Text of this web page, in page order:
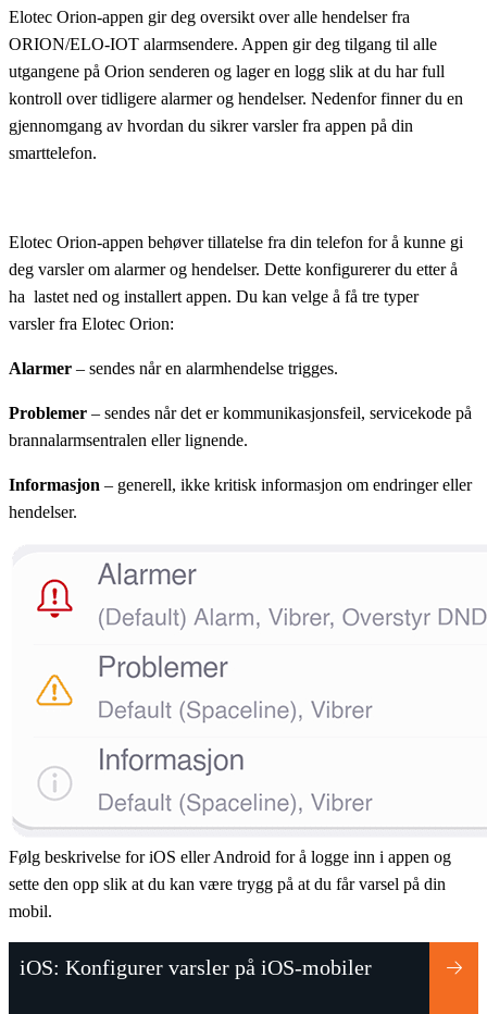
Elotec Orion-appen gir deg oversikt over alle hendelser fra
ORION/ELO-IOT alarmsendere. Appen gir deg tilgang til alle
utgangene på Orion senderen og lager en logg slik at du har full
kontroll over tidligere alarmer og hendelser. Nedenfor finner du en
gjennomgang av hvordan du sikrer varsler fra appen på din
smarttelefon.
Elotec Orion-appen behøver tillatelse fra din telefon for å kunne gi
deg varsler om alarmer og hendelser. Dette konfigurerer du etter å
ha lastet ned og installert appen. Du kan velge å få tre typer
varsler fra Elotec Orion:
Alarmer – sendes når en alarmhendelse trigges.
Problemer – sendes når det er kommunikasjonsfeil, servicekode på
brannalarmsentralen eller lignende.
Informasjon – generell, ikke kritisk informasjon om endringer eller
hendelser.
Følg beskrivelse for iOS eller Android for å logge inn i appen og
sette den opp slik at du kan være trygg på at du får varsel på din
mobil.
iOS: Konfigurer varsler på iOS-mobiler